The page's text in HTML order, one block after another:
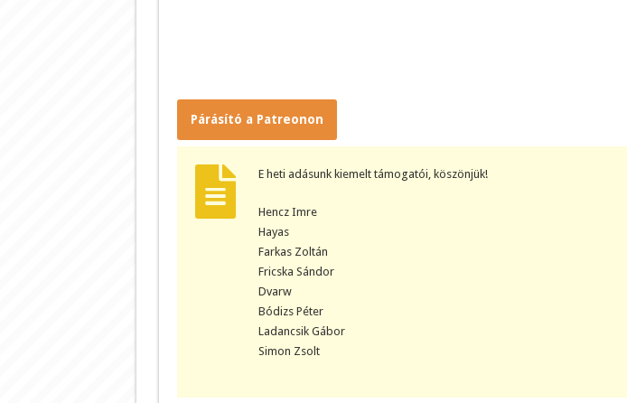
Párásító a Patreonon
E heti adásunk kiemelt támogatói, köszönjük!
Hencz Imre
Hayas
Farkas Zoltán
Fricska Sándor
Dvarw
Bódizs Péter
Ladancsik Gábor
Simon Zsolt